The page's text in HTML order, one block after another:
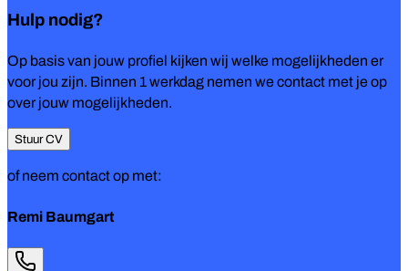
Hulp nodig?
Op basis van jouw profiel kijken wij welke mogelijkheden er
voor jou zijn. Binnen 1 werkdag nemen we contact met je op
over jouw mogelijkheden.
Stuur CV
of neem contact op met:
Remi Baumgart